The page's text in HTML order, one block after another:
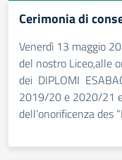
Cerimonia di
Venerdì 13 maggio
del nostro Liceo,alle
dei DIPLOMI
2019/20 e 2020/21
dell’onorificenza des